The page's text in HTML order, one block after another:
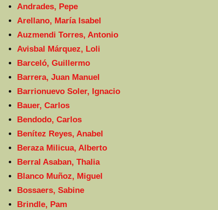
Andrades, Pepe
Arellano, María Isabel
Auzmendi Torres, Antonio
Avisbal Márquez, Loli
Barceló, Guillermo
Barrera, Juan Manuel
Barrionuevo Soler, Ignacio
Bauer, Carlos
Bendodo, Carlos
Benítez Reyes, Anabel
Beraza Milicua, Alberto
Berral Asaban, Thalia
Blanco Muñoz, Miguel
Bossaers, Sabine
Brindle, Pam